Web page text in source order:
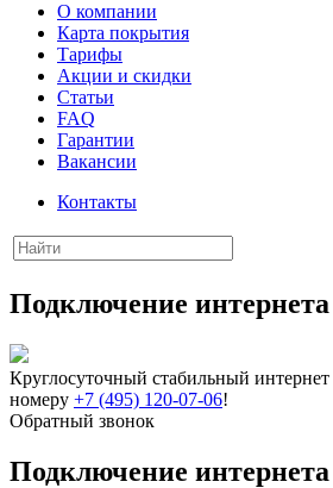
О компании
Карта покрытия
Тарифы
Акции и скидки
Статьи
FAQ
Гарантии
Вакансии
Контакты
Подключение
Круглосуточный стабильный
номеру +7 (495) 120-07-06!
Обратный звонок
Подключение